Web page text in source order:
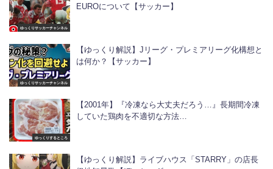
ゆっくりサッカーチャンネル
EUROについて【サッカー】
ゆっくりサッカーチャンネル
【ゆっくり解説】Jリーグ・プレミアリーグ化構想と
は何か？【サッカー】
ゆっくりするところ
【2001年】『冷凍なら大丈夫だろう…』長期間冷凍
していた鶏肉を不適切な方法…
【ゆっくり解説】ライブハウス「STARRY」の店長